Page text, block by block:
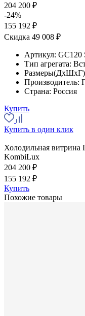
204 200 ₽
-24%
155 192 ₽
Скидка 49 008 ₽
Артикул: GC120
Тип агрегата:
Производитель:
Страна: Россия
Купить
Купить в один клик
Холодильная витрина
KombiLux
204 200 ₽
155 192 ₽
Купить
Похожие товары